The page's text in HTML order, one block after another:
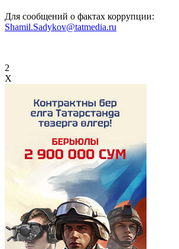
Для сообщений о фактах коррупции:
Shamil.Sadykov@tatmedia.ru
2
X